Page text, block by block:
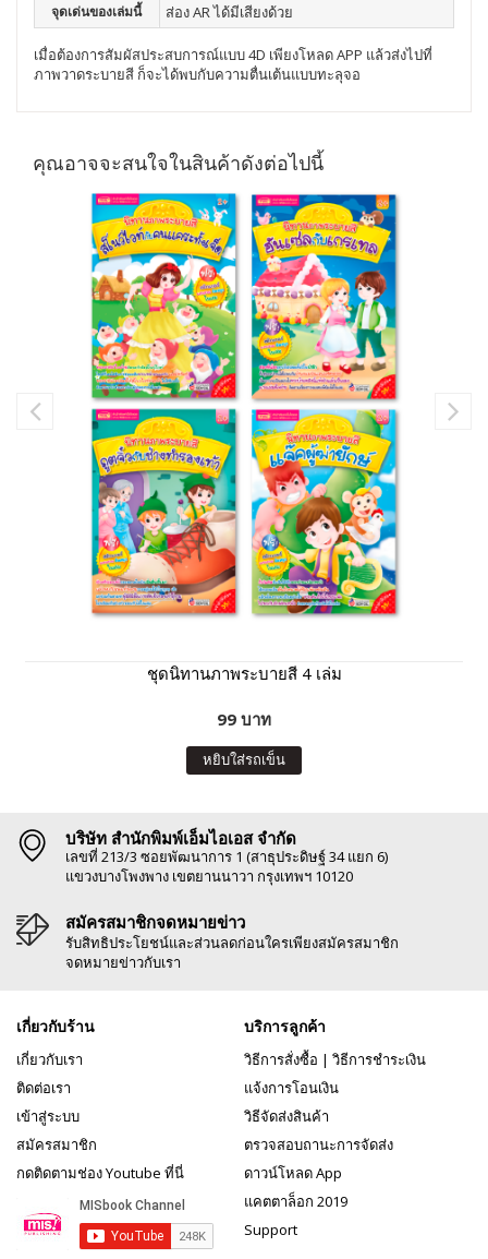
จุดเด่นของเล่มนี้ ส่อง AR ได้มีเสียงด้วย
เมื่อต้องการสัมผัสประสบการณ์แบบ 4D เพียงโหลด APP แล้วส่งไปที่
ภาพวาดระบายสี ก็จะได้พบกับความตื่นเต้นแบบทะลุจอ
คุณอาจจะสนใจในสินค้าดังต่อไปนี้
ชุดนิทานภาพระบายสี 4 เล่ม
99 บาท
หยิบใส่รถเข็น
บริษัท สำนักพิมพ์เอ็มไอเอส จำกัด
เลขที่ 213/3 ซอยพัฒนาการ 1 (สาธุประดิษฐ์ 34 แยก 6)
แขวงบางโพงพาง เขตยานนาวา กรุงเทพฯ 10120
สมัครสมาชิกจดหมายข่าว
รับสิทธิประโยชน์และส่วนลดก่อนใครเพียงสมัครสมาชิก
จดหมายข่าวกับเรา
เกี่ยวกับร้าน
เกี่ยวกับเรา
ติดต่อเรา
เข้าสู่ระบบ
สมัครสมาชิก
กดติดตามช่อง Youtube ที่นี่
บริการลูกค้า
วิธีการสั่งซื้อ | วิธีการชำระเงิน
แจ้งการโอนเงิน
วิธีจัดส่งสินค้า
ตรวจสอบถานะการจัดส่ง
ดาวน์โหลด App
แคตตาล็อก 2019
Support